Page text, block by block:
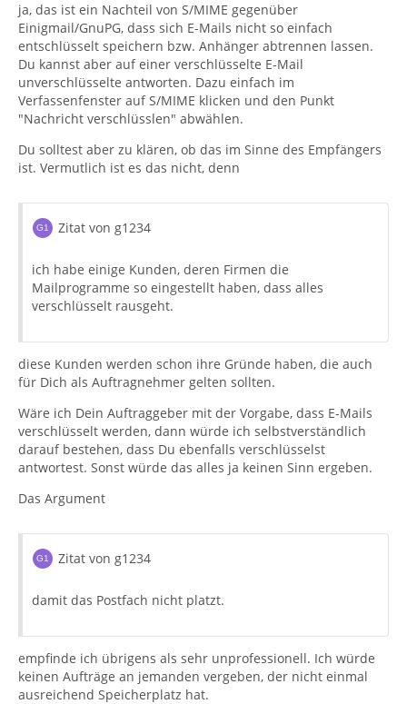
ja, das ist ein Nachteil von S/MIME gegenüber
Einigmail/GnuPG, dass sich E-Mails nicht so einfach
entschlüsselt speichern bzw. Anhänger abtrennen lassen.
Du kannst aber auf einer verschlüsselte E-Mail
unverschlüsselte antworten. Dazu einfach im
Verfassenfenster auf S/MIME klicken und den Punkt
"Nachricht verschlüsslen" abwählen.
Du solltest aber zu klären, ob das im Sinne des Empfängers
ist. Vermutlich ist es das nicht, denn
Zitat von g1234
ich habe einige Kunden, deren Firmen die
Mailprogramme so eingestellt haben, dass alles
verschlüsselt rausgeht.
diese Kunden werden schon ihre Gründe haben, die auch
für Dich als Auftragnehmer gelten sollten.
Wäre ich Dein Auftraggeber mit der Vorgabe, dass E-Mails
verschlüsselt werden, dann würde ich selbstverständlich
darauf bestehen, dass Du ebenfalls verschlüsselst
antwortest. Sonst würde das alles ja keinen Sinn ergeben.
Das Argument
Zitat von g1234
damit das Postfach nicht platzt.
empfinde ich übrigens als sehr unprofessionell. Ich würde
keinen Aufträge an jemanden vergeben, der nicht einmal
ausreichend Speicherplatz hat.